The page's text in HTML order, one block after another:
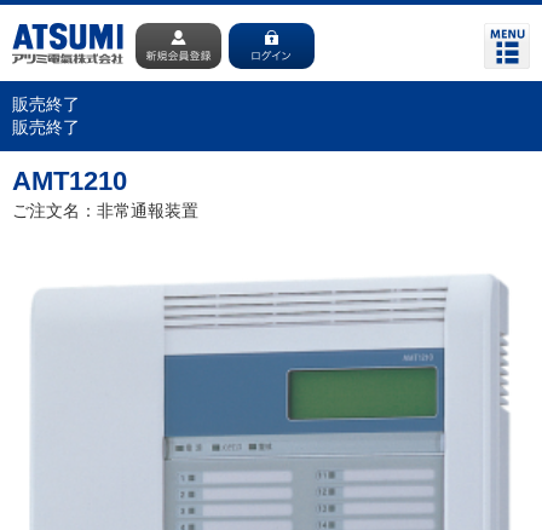
販売終了
販売終了
AMT1210
ご注文名：非常通報装置